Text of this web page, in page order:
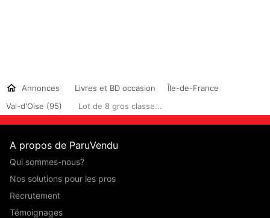
Annonces Livres et BD occasion
Île-de-France
Val-d'Oise (95)
Lot de 8 gros classe...
A propos de ParuVendu
Qui sommes-nous?
Nos solutions pour les pros
Recrutement
Témoignages